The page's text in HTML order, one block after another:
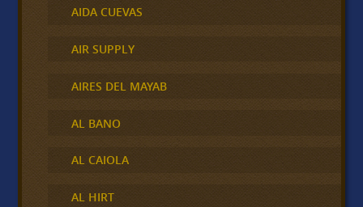
AIDA CUEVAS
AIR SUPPLY
AIRES DEL MAYAB
AL BANO
AL CAIOLA
AL HIRT